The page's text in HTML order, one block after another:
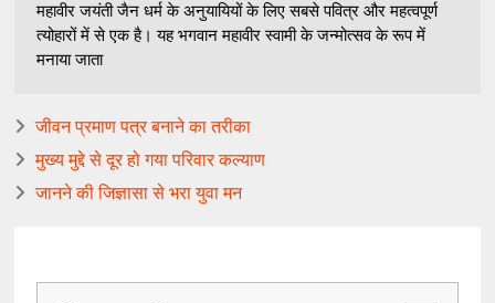
महावीर जयंती जैन धर्म के अनुयायियों के लिए सबसे पवित्र और महत्वपूर्ण
त्योहारों में से एक है। यह भगवान महावीर स्वामी के जन्मोत्सव के रूप में
मनाया जाता
जीवन प्रमाण पत्र बनाने का तरीका
मुख्य मुद्दे से दूर हो गया परिवार कल्याण
जानने की जिज्ञासा से भरा युवा मन